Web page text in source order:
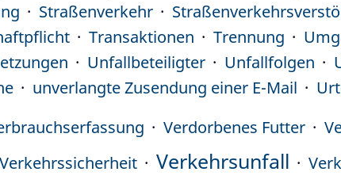
Straßenverkehr
Transaktionen Trennung
Unfallbeteiligter Unfallfolgen
unverlangte Zusendung einer E-Mail
Verdorbenes Futter
Verkehrssicherheit Verkehrsunfall